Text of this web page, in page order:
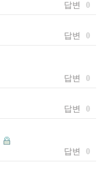
답변 0
답변 0
답변 0
답변 0
답변 0